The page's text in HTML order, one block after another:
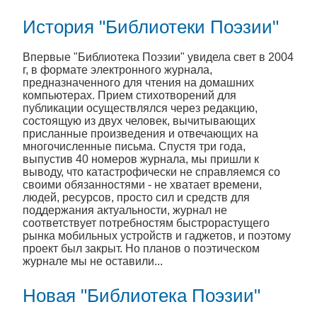
История "Библиотеки Поэзии"
Впервые "Библиотека Поэзии" увидела свет в 2004
г, в формате электронного журнала,
предназначенного для чтения на домашних
компьютерах. Прием стихотворений для
публикации осуществлялся через редакцию,
состоящую из двух человек, вычитывающих
присланные произведения и отвечающих на
многочисленные письма. Спустя три года,
выпустив 40 номеров журнала, мы пришли к
выводу, что катастрофически не справляемся со
своими обязанностями - не хватает времени,
людей, ресурсов, просто сил и средств для
поддержания актуальности, журнал не
соответствует потребностям быстрорастущего
рынка мобильных устройств и гаджетов, и поэтому
проект был закрыт. Но планов о поэтическом
журнале мы не оставили...
Новая "Библиотека Поэзии"